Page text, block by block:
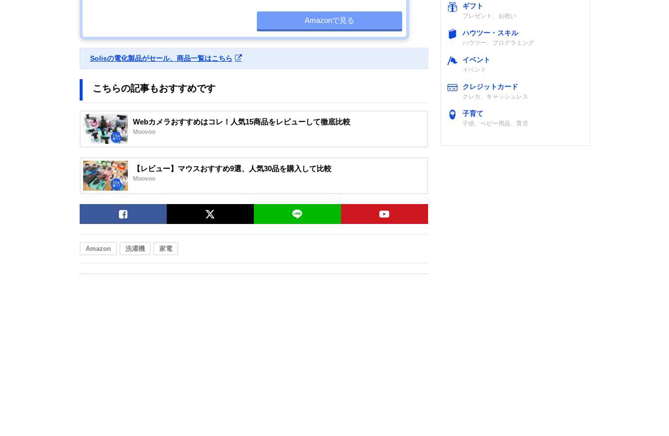
Amazonで見る
Solisの電化製品がセール、商品一覧はこちら
こちらの記事もおすすめです
Webカメラおすすめはコレ！人気15商品をレビューして徹底比較
Moovoo
【レビュー】マウスおすすめ9選、人気30品を購入して比較
Moovoo
Amazon 洗濯機 家電
ギフト
プレゼント、お祝い
ハウツー・スキル
ハウツー、プログラミング
イベント
イベント
クレジットカード
クレカ、キャッシュレス
子育て
子供、ベビー用品、育児